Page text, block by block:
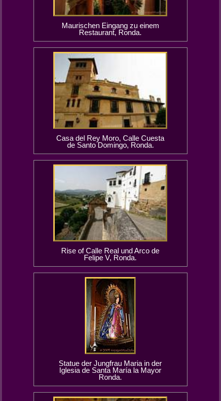
Maurischen Eingang zu einem
Restaurant, Ronda.
Casa del Rey Moro, Calle Cuesta
de Santo Domingo, Ronda.
Rise of Calle Real und Arco de
Felipe V, Ronda.
Statue der Jungfrau Maria in der
Iglesia de Santa María la Mayor
Ronda.